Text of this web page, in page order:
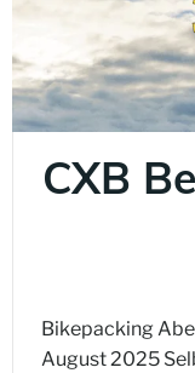
CXB
Bikepacking
August 2025